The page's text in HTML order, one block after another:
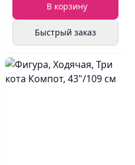
В корзину
Быстрый заказ